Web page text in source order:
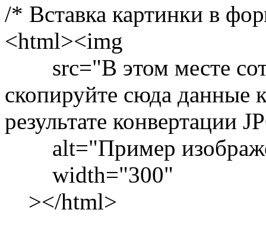
/* Вставка картинки в
<html><img
src="В этом месте
скопируйте сюда данные
результате конвертации
alt="Пример
width="300"
></html>